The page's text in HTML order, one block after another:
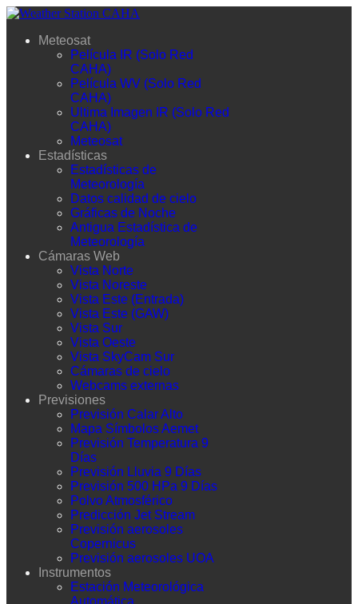
Meteosat
Película IR (Solo Red
CAHA)
Película WV (Solo Red
CAHA)
Ultima Imagen IR (Solo Red
CAHA)
Meteosat
Estadísticas
Estadísticas de
Meteorología
Datos calidad de cielo
Gráficas de Noche
Antigua Estadística de
Meteorología
Cámaras Web
Vista Norte
Vista Noreste
Vista Este (Entrada)
Vista Este (GAW)
Vista Sur
Vista Oeste
Vista SkyCam Sur
Cámaras de cielo
Webcams externas
Previsiones
Previsión Calar Alto
Mapa Símbolos Aemet
Previsión Temperatura 9
Días
Previsión Lluvia 9 Días
Previsión 500 HPa 9 Días
Polvo Atmosférico
Predicción Jet Stream
Previsión aerosoles
Copernicus
Previsión aerosoles UOA
Instrumentos
Estación Meteorológica
Automática